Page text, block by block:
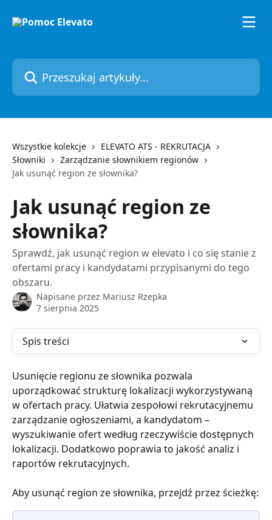
Przeszukaj artykuły...
Wszystkie kolekcje
ELEVATO ATS - REKRUTACJA
Słowniki
Zarządzanie słownikiem regionów
Jak usunąć region ze słownika?
Jak usunąć region ze
słownika?
Sprawdź, jak usunąć region w elevato i co się stanie z
ofertami pracy i kandydatami przypisanymi do tego
obszaru.
Napisane przez Mariusz Rzepka
7 sierpnia 2025
Spis treści
Usunięcie regionu ze słownika pozwala
uporządkować strukturę lokalizacji wykorzystywaną
w ofertach pracy. Ułatwia zespołowi rekrutacyjnemu
zarządzanie ogłoszeniami, a kandydatom –
wyszukiwanie ofert według rzeczywiście dostępnych
lokalizacji. Dodatkowo poprawia to jakość analiz i
raportów rekrutacyjnych.
Aby usunąć region ze słownika, przejdź przez ścieżkę: